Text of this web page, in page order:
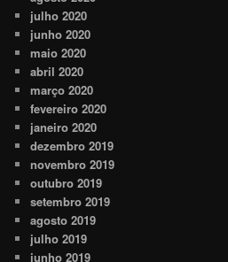
julho 2020
junho 2020
maio 2020
abril 2020
março 2020
fevereiro 2020
janeiro 2020
dezembro 2019
novembro 2019
outubro 2019
setembro 2019
agosto 2019
julho 2019
junho 2019